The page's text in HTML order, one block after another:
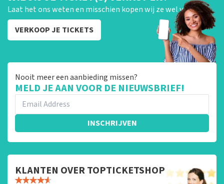
Laat het ons weten en misschien kopen wij ze wel van je!
VERKOOP JE TICKETS
Nooit meer een aanbieding missen?
MELD JE AAN VOOR DE NIEUWSBRIEF!
INSCHRIJVEN
KLANTEN OVER TOPTICKETSHOP